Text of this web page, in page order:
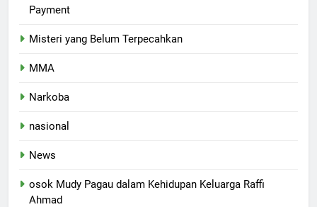
Payment
Misteri yang Belum Terpecahkan
MMA
Narkoba
nasional
News
osok Mudy Pagau dalam Kehidupan Keluarga Raffi
Ahmad